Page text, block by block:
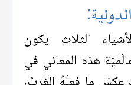
الثلاث يكون
هذه المعاني في